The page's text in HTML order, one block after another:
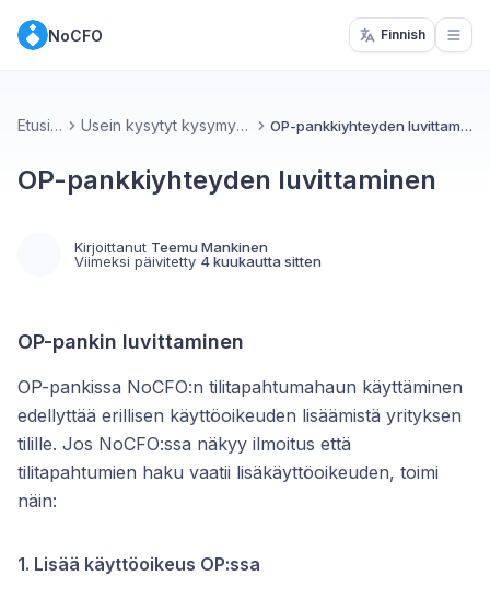
NoCFO Finnish
Etusivu Usein kysytyt kysymykset OP-pankkiyhteyden luvittaminen
OP-pankkiyhteyden luvittaminen
Kirjoittanut Teemu Mankinen
Viimeksi päivitetty 4 kuukautta sitten
OP-pankin luvittaminen
OP-pankissa NoCFO:n tilitapahtumahaun käyttäminen
edellyttää erillisen käyttöoikeuden lisäämistä yrityksen
tilille. Jos NoCFO:ssa näkyy ilmoitus että
tilitapahtumien haku vaatii lisäkäyttöoikeuden, toimi
näin:
1. Lisää käyttöoikeus OP:ssa